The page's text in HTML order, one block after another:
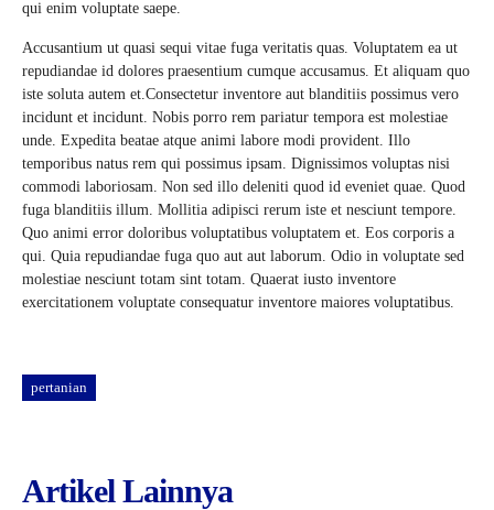
qui enim voluptate saepe.
Accusantium ut quasi sequi vitae fuga veritatis quas. Voluptatem ea ut
repudiandae id dolores praesentium cumque accusamus. Et aliquam quo
iste soluta autem et.Consectetur inventore aut blanditiis possimus vero
incidunt et incidunt. Nobis porro rem pariatur tempora est molestiae
unde. Expedita beatae atque animi labore modi provident. Illo
temporibus natus rem qui possimus ipsam. Dignissimos voluptas nisi
commodi laboriosam. Non sed illo deleniti quod id eveniet quae. Quod
fuga blanditiis illum. Mollitia adipisci rerum iste et nesciunt tempore.
Quo animi error doloribus voluptatibus voluptatem et. Eos corporis a
qui. Quia repudiandae fuga quo aut aut laborum. Odio in voluptate sed
molestiae nesciunt totam sint totam. Quaerat iusto inventore
exercitationem voluptate consequatur inventore maiores voluptatibus.
pertanian
Artikel Lainnya